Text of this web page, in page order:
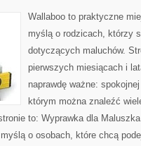
Wallaboo to praktyczne
myślą o rodzicach, którzy
dotyczących maluchów.
pierwszych miesiącach i
naprawdę ważne:
którym można znaleźć
to: Wyprawka dla
myślą o osobach, które chcą